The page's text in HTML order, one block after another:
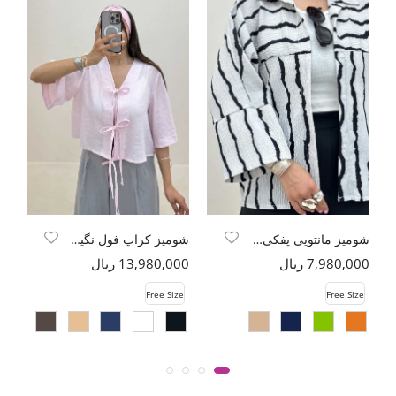
شومیز مانتویی پفکی راه راه مچ پهن
7,980,000 ریال
Free Size
شومیز کراپ فول نگین دو بند
13,980,000 ریال
Free Size